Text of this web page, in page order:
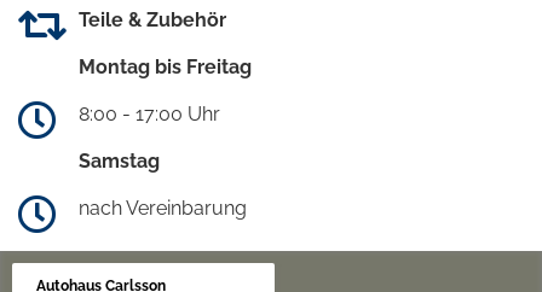
Teile & Zubehör
Montag bis Freitag
8:00 - 17:00 Uhr
Samstag
nach Vereinbarung
Autohaus Carlsson